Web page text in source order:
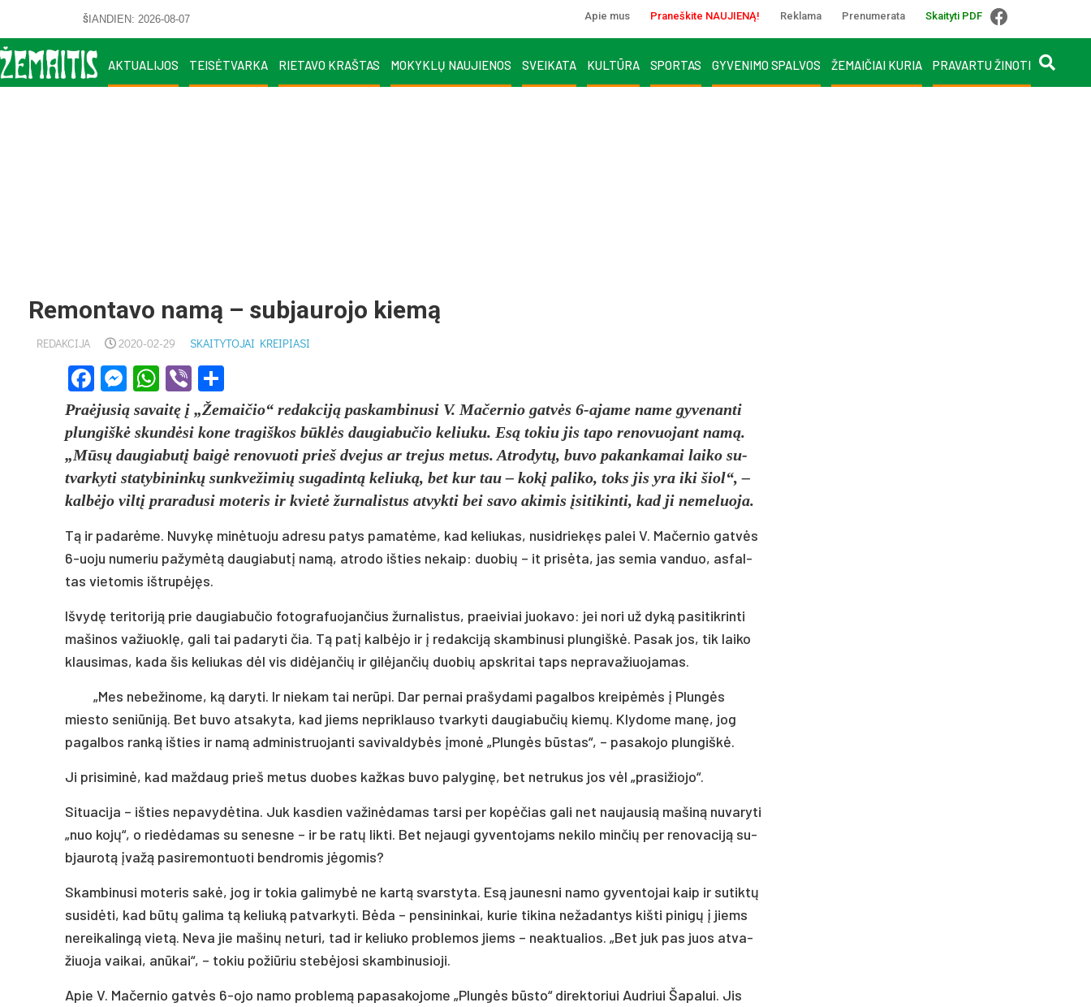
ŠIANDIEN: 2026-08-07 Apie mus Praneškite NAUJIENĄ! Reklama Prenumerata Skaityti PDF
AKTUALIJOS TEISĖTVARKA RIETAVO KRAŠTAS MOKYKLŲ NAUJIENOS SVEIKATA KULTŪRA SPORTAS GYVENIMO SPALVOS ŽEMAIČIAI KURIA PRAVARTU ŽINOTI
Remontavo namą – subjaurojo kiemą
REDAKCIJA 2020-02-29 SKAITYTOJAI KREIPIASI
Facebook
Messenger
WhatsApp
Viber
Praė­ju­sią sa­vaitę į „Že­mai­čio“ re­dak­ciją pa­skam­bi­nu­si V. Ma­čer­nio gatvės 6-aja­me na­me gy­ve­nan­ti
plun­giškė skundė­si ko­ne tra­giš­kos būklės dau­gia­bu­čio ke­liu­ku. Esą to­kiu jis ta­po re­no­vuo­jant namą.
„Mūsų dau­gia­butį baigė re­no­vuo­ti prie­š dve­jus ar tre­jus me­tus. At­ro­dytų, bu­vo pa­kan­ka­mai lai­ko su­
tvar­ky­ti sta­ty­bi­ninkų sunk­ve­ži­mių su­ga­dintą ke­liuką, bet kur tau – kokį pa­li­ko, toks jis yra iki šiol“, –
kalbė­jo viltį pra­ra­du­si mo­te­ris ir kvietė žur­na­lis­tus at­vyk­ti bei sa­vo aki­mis įsi­ti­kin­ti, kad ji ne­me­luo­ja.
Tą ir pa­darė­me. Nu­vykę minė­tuo­ju ad­re­su pa­tys pa­matė­me, kad ke­liu­kas, nu­si­driekęs pa­lei V. Ma­čer­nio gatvės
6-uo­ju nu­me­riu pa­žymėtą dau­gia­butį namą, at­ro­do iš­ties ne­kaip: duo­bių – it pri­sėta, jas se­mia van­duo, as­fal­
tas vie­to­mis išt­rupėjęs.
Iš­vydę te­ri­to­riją prie dau­gia­bu­čio fo­tog­ra­fuo­jan­čius žur­na­lis­tus, praei­viai juo­ka­vo: jei no­ri už dyką pa­si­tik­rin­ti
ma­ši­nos va­žiuoklę, ga­li tai pa­da­ry­ti čia. Tą pa­tį kalbė­jo ir į re­dak­ciją skam­bi­nu­si plun­giškė. Pa­sak jos, tik lai­ko
klau­si­mas, ka­da šis ke­liu­kas dėl vis didė­jan­čių ir gilė­jan­čių duo­bių ap­skri­tai taps ne­pra­va­žiuo­ja­mas.
„Mes ne­be­ži­no­me, ką da­ry­ti. Ir nie­kam tai nerū­pi. Dar per­nai pra­šy­da­mi pa­gal­bos kreipėmės į Plungės
mies­to se­niū­niją. Bet bu­vo atsa­ky­ta, kad jiems ne­prik­lau­so tvar­ky­ti dau­gia­bu­čių kiemų. Kly­do­me manę, jog
pa­gal­bos ranką iš­ties ir namą ad­mi­nist­ruo­jan­ti sa­vi­val­dybės įmonė „Plungės būstas“, – pa­sa­ko­jo plun­giškė.
Ji pri­si­minė, kad maž­daug prie­š me­tus duo­bes kaž­kas bu­vo pa­ly­ginę, bet ne­tru­kus jos vėl „pra­si­žio­jo“.
Si­tua­ci­ja – iš­ties ne­pa­vydė­ti­na. Juk kas­dien va­žinė­da­mas tar­si per kopė­čias ga­li net nau­jau­sią ma­šiną nu­va­ry­ti
„nuo kojų“, o riedė­da­mas su se­nes­ne – ir be ratų lik­ti. Bet ne­jau­gi gy­ven­to­jams ne­ki­lo min­čių per re­no­va­ciją su­
bjau­rotą įvažą pa­si­re­mon­tuo­ti bend­ro­mis jėgo­mis?
Skam­bi­nu­si mo­te­ris sakė, jog ir to­kia ga­li­mybė ne kartą svars­ty­ta. Esą jau­nes­ni na­mo gy­ven­to­jai kaip ir su­tiktų
su­si­dėti, kad būtų ga­li­ma tą ke­liuką pa­tvar­ky­ti. Bėda – pen­si­nin­kai, ku­rie ti­ki­na ne­ža­dan­tys kiš­ti pi­nigų į jiems
ne­rei­ka­lingą vietą. Ne­va jie ma­šinų ne­tu­ri, tad ir ke­liu­ko pro­ble­mos jiems – neak­tua­lios. „Bet juk pas juos at­va­
žiuo­ja vai­kai, anū­kai“, – to­kiu po­žiū­riu stebė­jo­si skam­bi­nu­sio­ji.
Apie V. Ma­čer­nio gatvės 6-ojo na­mo pro­blemą pa­pa­sa­ko­jo­me „Plungės būsto“ di­rek­to­riui Aud­riui Ša­pa­lui. Jis